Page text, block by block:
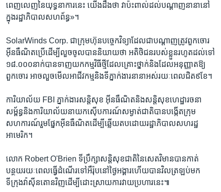
ពេញលេញ​នៃ​យុទ្ធនាការ​នេះ​ យើង​ដឹង​ថា​ វា​ប៉ះពាល់​ដល់​បណ្តាញ​នានា​នៅ
ក្នុង​រដ្ឋាភិបាល​សហព័ន្ធ»។
SolarWinds Corp. ​ជា​ក្រុមហ៊ុន​បច្ចេកវិទ្យា​ដែល​ជា​បណ្តាញ​ត្រូវ​ពួក​ចោរ​
អ៊ីនធឺណិត​ប្រើ​ដើម្បី​លួច​ចូល​បាន​និយាយ​ថា​ អតិថិជន​របស់​ខ្លួន​រហូត​ដល់​ទៅ​
១៨.០០០​នាក់​បាន​ទាញ​យក​កម្ម​វិធី​ថ្មី​ដែល​គ្រោះ​ថ្នាក់​និង​ដែល​អនុញ្ញាត​ឱ្យ​
ពួក​ចោរ​ អាច​លួច​មើល​អាជីវកម្ម​និង​ទីភ្នាក់ងារ​នានា​អស់​រយៈពេល​ជិត​៩​ខែ។​
ការិយាល័យ ​FBI ភ្នាក់ងារ​សន្តិសុខ​ អ៊ីនធឺណិត​និង​សន្តិសុខ​ហេដ្ឋារចនា​
សម្ព័ន្ធ​និង​ការិយាល័យ​នាយក​ស៊ើប​ការណ៍​សម្ងាត់​ជាតិ​បាន​បង្កើត​ក្រុម​
សហការណ៍​រួម​ផ្នែក​អ៊ីនធឺណិត​ដើម្បី​ឆ្លើយតប​ដោយ​រដ្ឋាភិបាល​សហ​រដ្ឋ​
អាមេរិក។​
លោក​ Robert O'Brien ​ទីប្រឹក្សា​សន្តិសុខ​ជាតិ​នៃ​សេតវិមានបាន​កាត់​
បន្ថយ​រយៈពេល​ធ្វើ​ដំណើរ​ទៅ​អឺរ៉ុប​នៅ​ថ្ងៃអង្គារហើយ​បាន​វិល​ត្រឡប់​មក​
ទីក្រុង​វ៉ាស៊ីនតោន​វិញ​ដើម្បី​ដោះស្រាយ​ការវាយ​ប្រហារ​នេះ៕